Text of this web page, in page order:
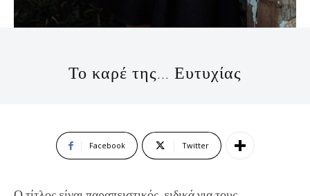
Το καρέ της… Ευτυχίας
Facebook Twitter